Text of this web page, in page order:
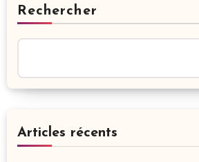
Rechercher
Articles récents